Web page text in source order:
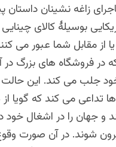
زاغه نشینان داستان
بوسیلۀ کالای
از مقابل شما عبور می
در فروشگاه های بزرگ
جلب می کند. این
ها تداعی می کند که گویا
و جهان را در اشغال خود
شوند. در آن صورت